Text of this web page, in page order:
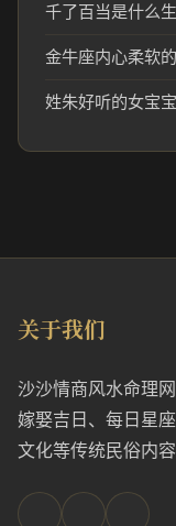
千了百当是什么
金牛座内心柔软
姓朱好听的女宝
关于我们
沙沙情商风水命理
嫁娶吉日、每日星
文化等传统民俗内